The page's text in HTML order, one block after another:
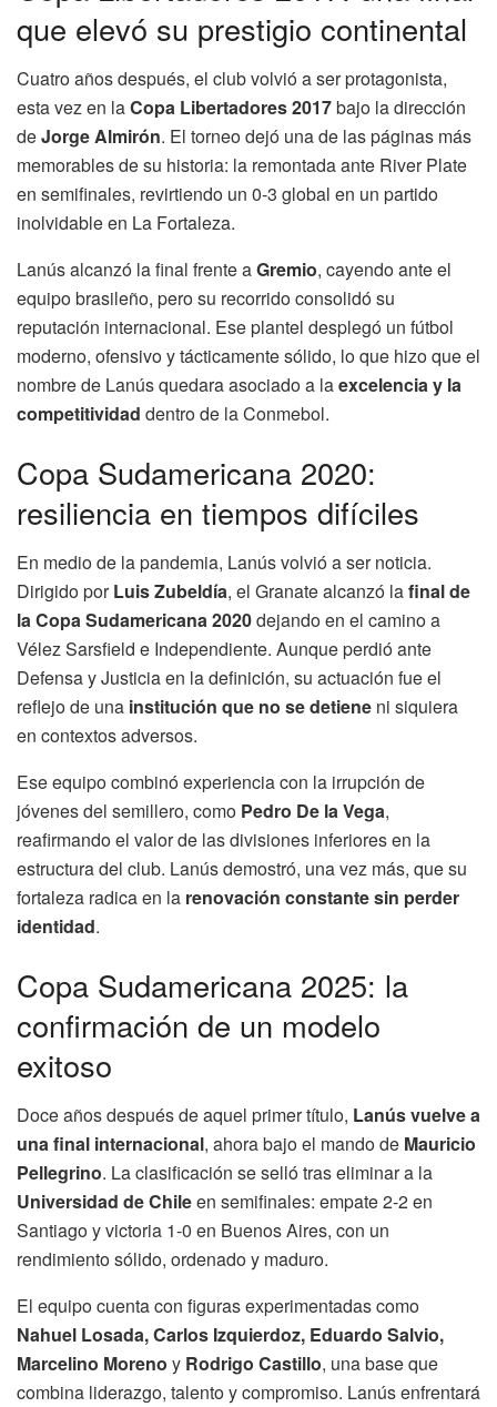
que elevó su prestigio continental
Cuatro años después, el club volvió a ser protagonista,
esta vez en laCopa Libertadores 2017bajo la dirección
deJorge Almirón. El torneo dejó una de las páginas más
memorables de su historia: la remontada ante River Plate
en semifinales, revirtiendo un 0-3 global en un partido
inolvidable en La Fortaleza.
Lanús alcanzó la final frente aGremio, cayendo ante el
equipo brasileño, pero su recorrido consolidó su
reputación internacional. Ese plantel desplegó un fútbol
moderno, ofensivo y tácticamente sólido, lo que hizo que el
nombre de Lanús quedara asociado a laexcelencia y la
competitividad dentro de la Conmebol.
Copa Sudamericana 2020:
resiliencia en tiempos difíciles
En medio de la pandemia, Lanús volvió a ser noticia.
Dirigido porLuis Zubeldía, el Granate alcanzó lafinal de
la Copa Sudamericana 2020dejando en el camino a
Vélez Sarsfield e Independiente. Aunque perdió ante
Defensa y Justicia en la definición, su actuación fue el
reflejo de una institución que no se detiene ni siquiera
en contextos adversos.
Ese equipo combinó experiencia con la irrupción de
jóvenes del semillero, como Pedro De la Vega,
reafirmando el valor de las divisiones inferiores en la
estructura del club. Lanús demostró, una vez más, que su
fortaleza radica en la renovación constante sin perder
identidad.
Copa Sudamericana 2025: la
confirmación de un modelo
exitoso
Doce años después de aquel primer título, Lanús vuelve a
una final internacional, ahora bajo el mando de Mauricio
Pellegrino. La clasificación se selló tras eliminar a la
Universidad de Chileen semifinales: empate 2-2 en
Santiago y victoria 1-0 en Buenos Aires, con un
rendimiento sólido, ordenado y maduro.
El equipo cuenta con figuras experimentadas como
Nahuel Losada, Carlos Izquierdoz, Eduardo Salvio,
Marcelino Moreno y Rodrigo Castillo, una base que
combina liderazgo, talento y compromiso. Lanús enfrentará